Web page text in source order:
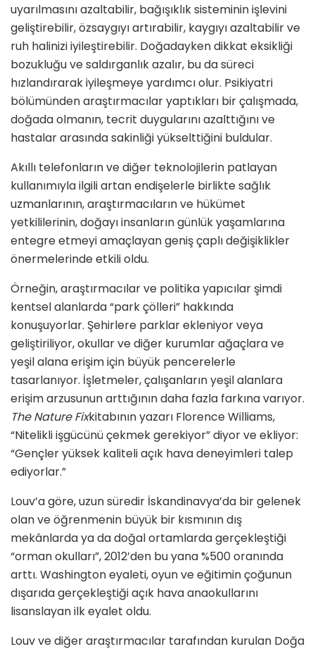
uyarılmasını azaltabilir, bağışıklık sisteminin işlevini
geliştirebilir, özsaygıyı artırabilir, kaygıyı azaltabilir ve
ruh halinizi iyileştirebilir. Doğadayken dikkat eksikliği
bozukluğu ve saldırganlık azalır, bu da süreci
hızlandırarak iyileşmeye yardımcı olur. Psikiyatri
bölümünden araştırmacılar yaptıkları bir çalışmada,
doğada olmanın, tecrit duygularını azalttığını ve
hastalar arasında sakinliği yükselttiğini buldular.
Akıllı telefonların ve diğer teknolojilerin patlayan
kullanımıyla ilgili artan endişelerle birlikte sağlık
uzmanlarının, araştırmacıların ve hükümet
yetkililerinin, doğayı insanların günlük yaşamlarına
entegre etmeyi amaçlayan geniş çaplı değişiklikler
önermelerinde etkili oldu.
Örneğin, araştırmacılar ve politika yapıcılar şimdi
kentsel alanlarda “park çölleri” hakkında
konuşuyorlar. Şehirlere parklar ekleniyor veya
geliştiriliyor, okullar ve diğer kurumlar ağaçlara ve
yeşil alana erişim için büyük pencerelerle
tasarlanıyor. İşletmeler, çalışanların yeşil alanlara
erişim arzusunun arttığının daha fazla farkına varıyor.
The Nature Fixkitabının yazarı Florence Williams,
“Nitelikli işgücünü çekmek gerekiyor” diyor ve ekliyor:
“Gençler yüksek kaliteli açık hava deneyimleri talep
ediyorlar.”
Louv’a göre, uzun süredir İskandinavya’da bir gelenek
olan ve öğrenmenin büyük bir kısmının dış
mekânlarda ya da doğal ortamlarda gerçekleştiği
“orman okulları”, 2012’den bu yana %500 oranında
arttı. Washington eyaleti, oyun ve eğitimin çoğunun
dışarıda gerçekleştiği açık hava anaokullarını
lisanslayan ilk eyalet oldu.
Louv ve diğer araştırmacılar tarafından kurulan Doğa